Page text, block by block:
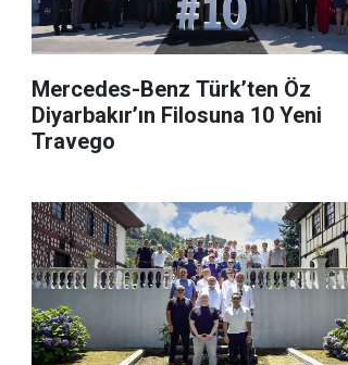
Mercedes-Benz Türk’ten Öz
Diyarbakır’ın Filosuna 10 Yeni
Travego